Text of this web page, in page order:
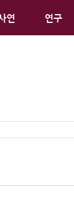
연 연구